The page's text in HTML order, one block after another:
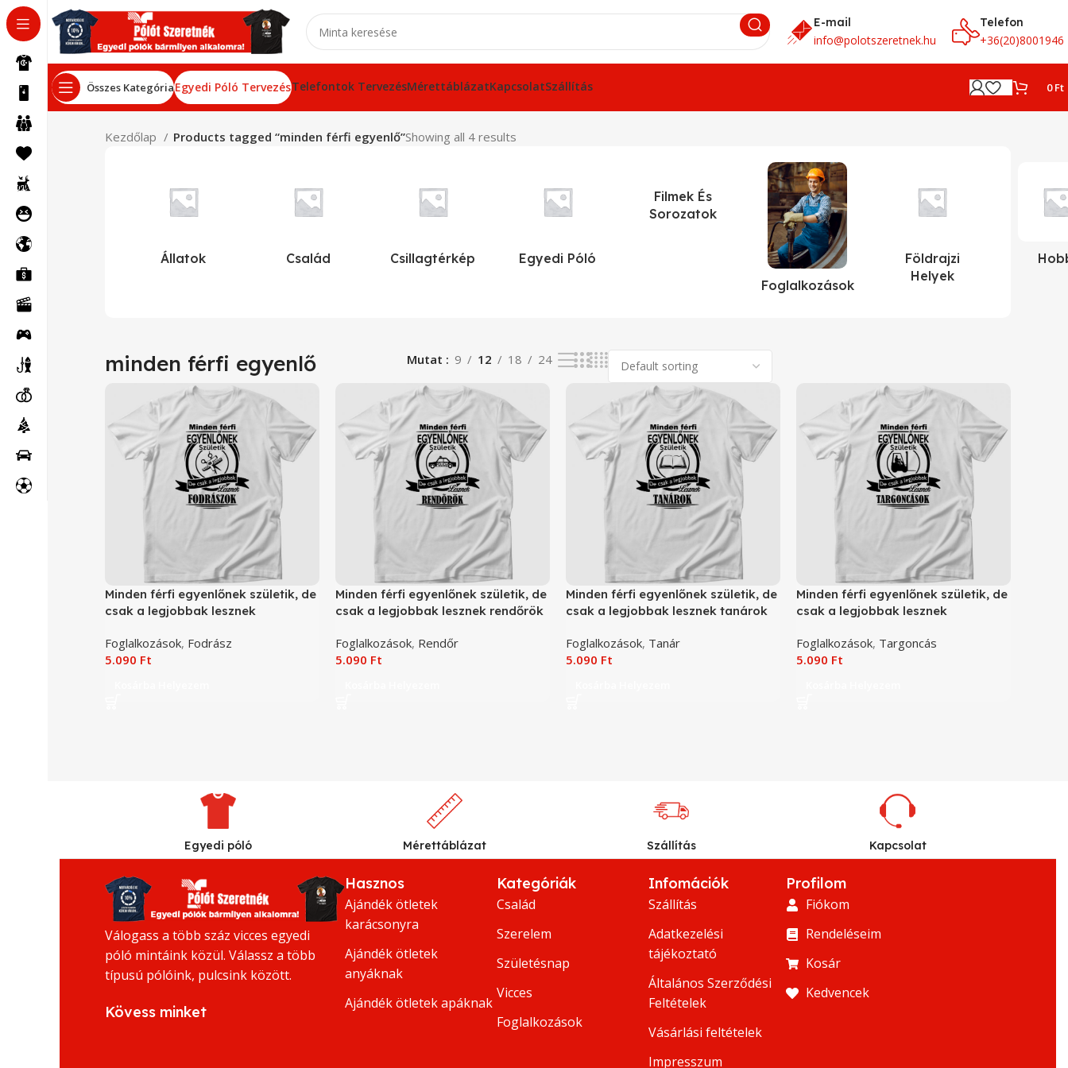
E-mail
info@polotszeretnek.hu
Telefon
+36(20)8001946
Összes KategóriaEgyedi Póló TervezésTelefontok TervezésMérettáblázatKapcsolatSzállítás 0Ft
Kezdőlap Products tagged “minden férfi egyenlő”Showing all 4 results
Állatok Család Csillagtérkép Egyedi Póló
Filmek És
Sorozatok
Foglalkozások
Földrajzi
Helyek
minden férfi egyenlő Mutat 9 12 18 24
Minden férfi egyenlőnek születik, de
csak a legjobbak lesznek
Foglalkozások, Fodrász
5.090 Ft
Minden férfi egyenlőnek születik, de
csak a legjobbak lesznek rendőrök
Foglalkozások, Rendőr
5.090 Ft
Minden férfi egyenlőnek születik, de
csak a legjobbak lesznek tanárok
Foglalkozások, Tanár
5.090 Ft
Minden férfi egyenlőnek születik, de
csak a legjobbak lesznek
Foglalkozások, Targoncás
5.090 Ft
Egyedi póló Mérettáblázat Szállítás Kapcsolat
Válogass a több száz vicces egyedi
póló mintáink közül. Válassz a több
típusú pólóink, pulcsink között.
Kövess minket
Hasznos
Ajándék ötletek
karácsonyra
Ajándék ötletek
anyáknak
Ajándék ötletek apáknak
Kategóriák
Család
Szerelem
Születésnap
Vicces
Foglalkozások
Infomációk
Szállítás
Adatkezelési
tájékoztató
Általános Szerződési
Feltételek
Vásárlási feltételek
Impresszum
Profilom
Fiókom
Rendeléseim
Kosár
Kedvencek